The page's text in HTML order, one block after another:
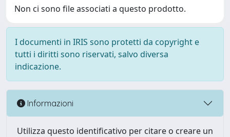
Non ci sono file associati a questo prodotto.
I documenti in IRIS sono protetti da copyright e
tutti i diritti sono riservati, salvo diversa
indicazione.
Informazioni
Utilizza questo identificativo per citare o creare un